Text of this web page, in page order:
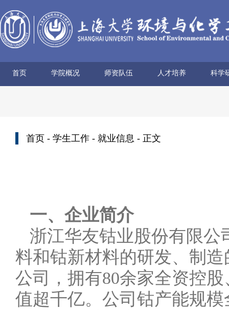
首页 学院概况 师资队伍 人才培养 科学
首页 - 学生工作 - 就业信息 - 正文
一、企业简介
浙江华友钴业股份有限公
料和钴新材料的研发、制
公司，拥有80余家全资控
值超千亿。公司钴产能规